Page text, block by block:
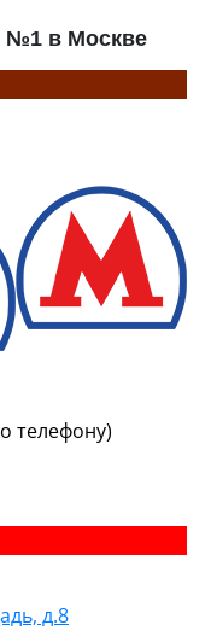
№1 в Москве
телефону)
д.8